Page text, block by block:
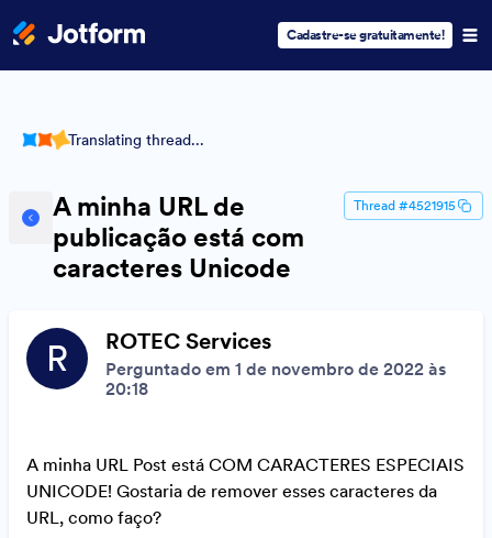
Cadastre-se gratuitamente!
Translating thread...
A minha URL de
publicação está com
caracteres Unicode
Thread #4521915
R ROTEC Services
Perguntado em 1 de novembro de 2022 às
20:18
A minha URL Post está COM CARACTERES ESPECIAIS
UNICODE! Gostaria de remover esses caracteres da
URL, como faço?